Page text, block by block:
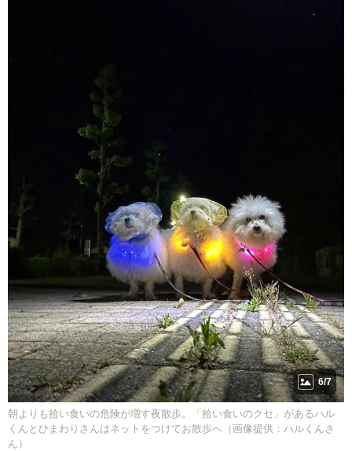
6/7
朝よりも拾い食いの危険が増す夜散歩。「拾い食いのクセ」があるハル
くんとひまわりさんはネットをつけてお散歩へ（画像提供：ハルくんさ
ん）